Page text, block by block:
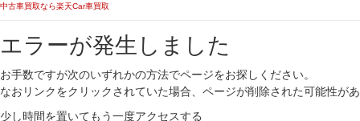
中古車買取なら楽天Car車買取
エラーが発生しました
お手数ですが次のいずれかの方法でページをお探しください。
なおリンクをクリックされていた場合、ページが削除された可能性が
少し時間を置いてもう一度アクセスする